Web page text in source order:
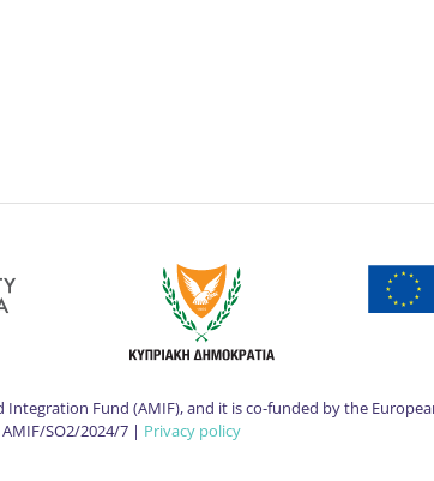
Fund (AMIF), and it is co-funded by the
SO2/2024/7 | Privacy policy